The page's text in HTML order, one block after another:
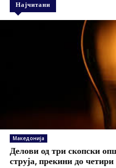
Најчитани
Македонија
Делови од три скопски
струја, прекини до четири